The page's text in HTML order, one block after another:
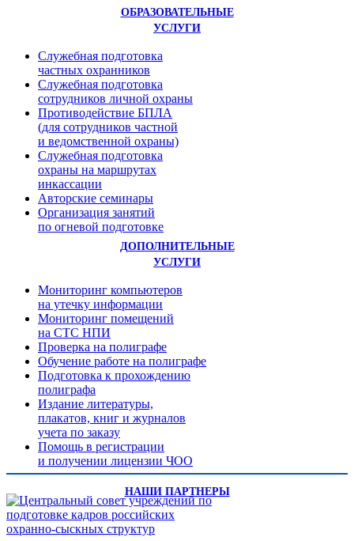
ОБРАЗОВАТЕЛЬНЫЕ
УСЛУГИ
Служебная подготовка
частных охранников
Служебная подготовка
сотрудников личной охраны
Противодействие БПЛА
(для сотрудников частной
и ведомственной охраны)
Служебная подготовка
охраны на маршрутах
инкассации
Авторские семинары
Организация занятий
по огневой подготовке
ДОПОЛНИТЕЛЬНЫЕ
УСЛУГИ
Мониторинг компьютеров
на утечку информации
Мониторинг помещений
на СТС НПИ
Проверка на полиграфе
Обучение работе на полиграфе
Подготовка к прохождению
полиграфа
Издание литературы,
плакатов, книг и журналов
учета по заказу
Помощь в регистрации
и получении лицензии ЧОО
НАШИ ПАРТНЕРЫ